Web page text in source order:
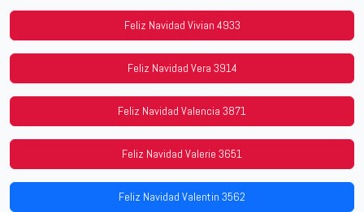
Feliz Navidad Vivian 4933
Feliz Navidad Vera 3914
Feliz Navidad Valencia 3871
Feliz Navidad Valerie 3651
Feliz Navidad Valentin 3562